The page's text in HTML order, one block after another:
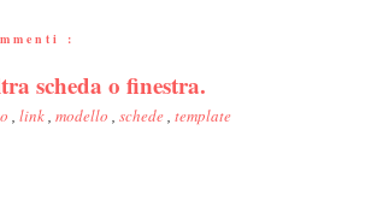
:
scheda o finestra.
, link, modello , schede, template